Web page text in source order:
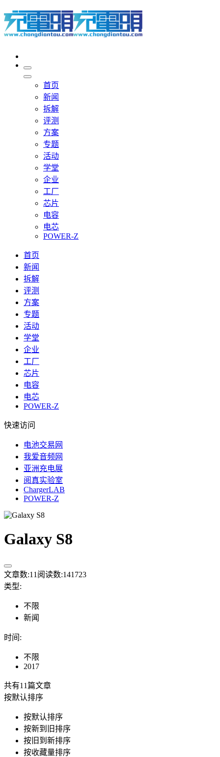
首页
新闻
拆解
评测
方案
专题
活动
学堂
企业
工厂
芯片
电容
电芯
POWER-Z
首页
新闻
拆解
评测
方案
专题
活动
学堂
企业
工厂
芯片
电容
电芯
POWER-Z
快速访问
电池交易网
我爱音频网
亚洲充电展
阅真实验室
ChargerLAB
POWER-Z
Galaxy S8
文章数:11 阅读数:141723
类型:
不限
新闻
时间 :
不限
2017
共有11篇文章
按默认排序
按默认排序
按新到旧排序
按旧到新排序
按收藏量排序